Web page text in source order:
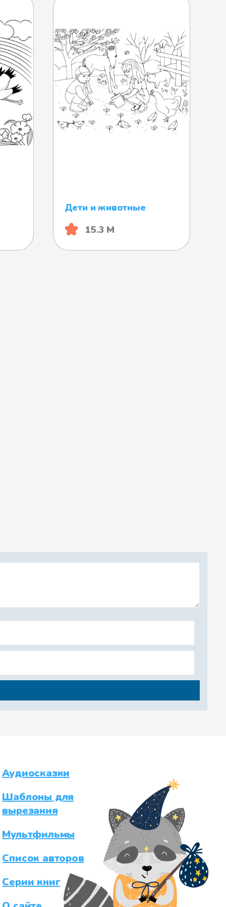
Дети и животные
15.3 М
Аудиосказки
Шаблоны для
вырезания
Мультфильмы
Список авторов
Серии книг